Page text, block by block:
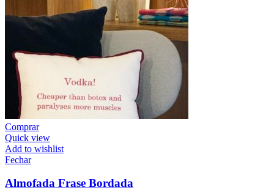
Comprar
Quick view
Add to wishlist
Fechar
Almofada Frase Bordada